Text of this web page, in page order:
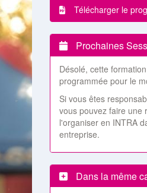
Télécharger le
Prochaines
Désolé, cette
programmée pour le
Si vous êtes
vous pouvez faire une
l'organiser en INTRA
entreprise.
Dans la même